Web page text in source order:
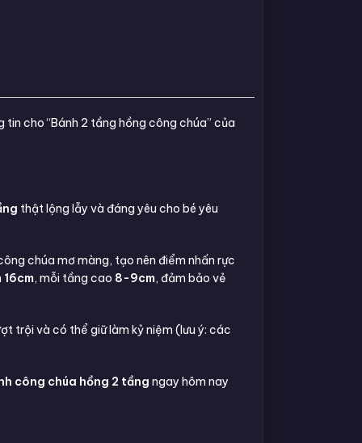
cho “Bánh 2 tầng hồng công chúa” của
thật lộng lẫy và đáng yêu cho bé yêu
chúa mơ màng, tạo nên điểm nhấn rực
16cm, mỗi tầng cao 8-9cm, đảm bảo vẻ
trội và có thể giữ làm kỷ niệm (lưu ý: các
công chúa hồng 2 tầng ngay hôm nay